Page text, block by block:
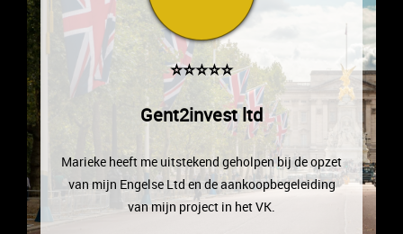
⭐⭐⭐⭐⭐
Gent2invest ltd
Marieke heeft me uitstekend geholpen bij de opzet
van mijn Engelse Ltd en de aankoopbegeleiding
van mijn project in het VK.